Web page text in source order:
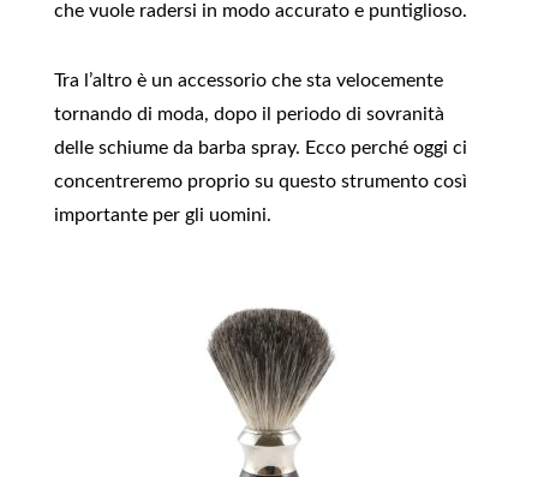
che vuole radersi in modo accurato e puntiglioso.
Tra l’altro è un accessorio che sta velocemente
tornando di moda, dopo il periodo di sovranità
delle schiume da barba spray. Ecco perché oggi ci
concentreremo proprio su questo strumento così
importante per gli uomini.